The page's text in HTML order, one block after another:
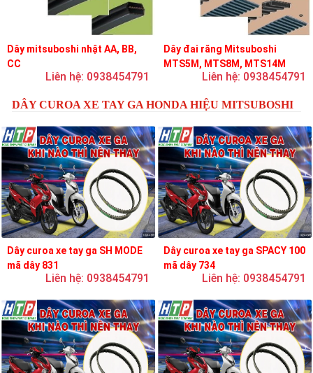
Dây mitsuboshi nhật AA, BB,
CC
Liên hệ: 0938454791
Dây đai răng Mitsuboshi
MTS5M, MTS8M, MTS14M
Liên hệ: 0938454791
DÂY CUROA XE TAY GA HONDA HIỆU MITSUBOSHI
Dây curoa xe tay ga SH MODE
mã dây 831
Liên hệ: 0938454791
Dây curoa xe tay ga SPACY 100
mã dây 734
Liên hệ: 0938454791